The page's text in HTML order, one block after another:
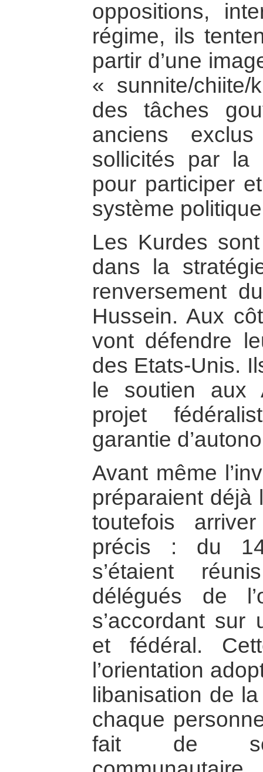
oppositions,
régime, ils
partir d’une
« sunnite/chiite/
des tâches
anciens
sollicités par la
pour participer
système
Les Kurdes
dans la
renversement
Hussein. Aux
vont défendre
des Etats-Unis.
le soutien aux
projet
garantie
Avant même
préparaient déjà
toutefois
précis : du
s’étaient
délégués de
s’accordant sur
et fédéral.
l’orientation
libanisation de
chaque
fait de son